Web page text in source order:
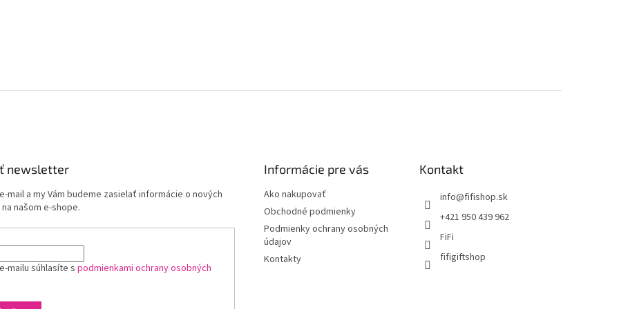
newsletter
mail a my Vám budeme zasielať informácie o nových
našom e-shope.
mailu súhlasíte s podmienkami ochrany osobných
Informácie pre vás
Ako nakupovať
Obchodné podmienky
Podmienky ochrany osobných
údajov
Kontakty
Kontakt
info@fifishop.sk
+421 950 439 962
FiFi
fifigiftshop